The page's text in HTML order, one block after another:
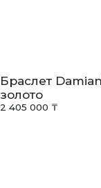
Браслет
золото
2 405 000 ₸